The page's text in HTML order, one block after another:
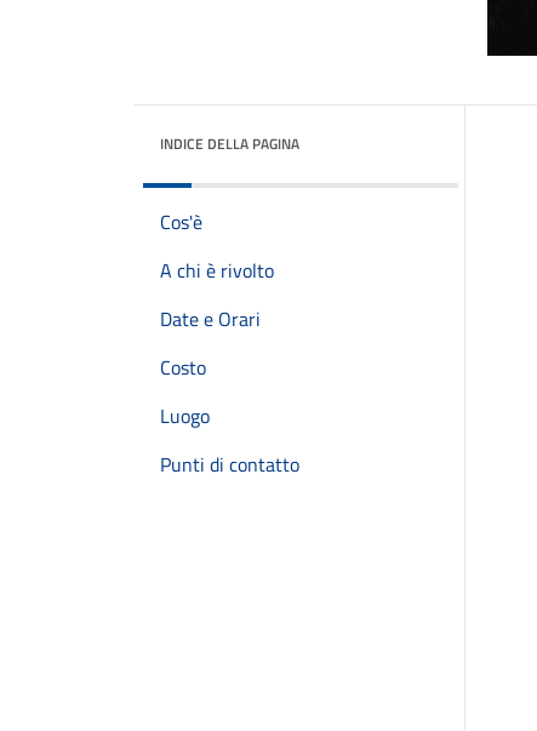
INDICE DELLA PAGINA
Cos'è
A chi è rivolto
Date e Orari
Costo
Luogo
Punti di contatto